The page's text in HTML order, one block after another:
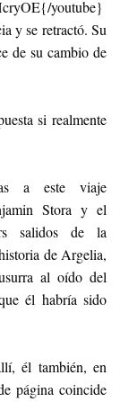
youtube}
y se retractó. Su
de su cambio de
si realmente
a este viaje
Stora y el
salidos de la
de Argelia,
al oído del
él habría sido
él también, en
página coincide